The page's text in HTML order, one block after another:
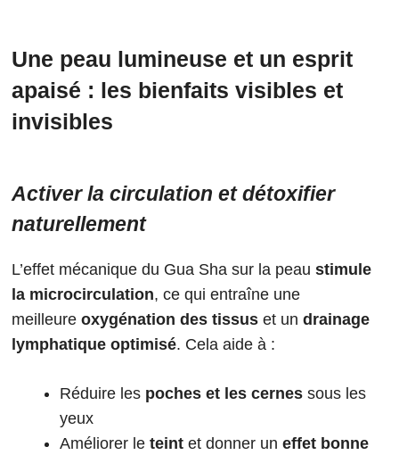
Une peau lumineuse et un esprit
apaisé : les bienfaits visibles et
invisibles
Activer la circulation et détoxifier
naturellement
L’effet mécanique du Gua Sha sur la peau stimule
la microcirculation, ce qui entraîne une
meilleure oxygénation des tissus et un drainage
lymphatique optimisé. Cela aide à :
Réduire les poches et les cernes sous les
yeux
Améliorer le teint et donner un effet bonne